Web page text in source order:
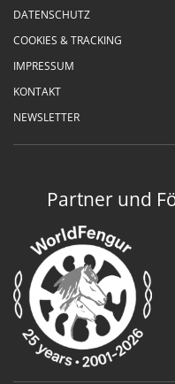
DATENSCHUTZ
COOKIES & TRACKING
IMPRESSUM
KONTAKT
NEWSLETTER
Partner und